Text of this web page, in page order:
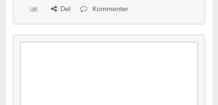
Del Kommenter